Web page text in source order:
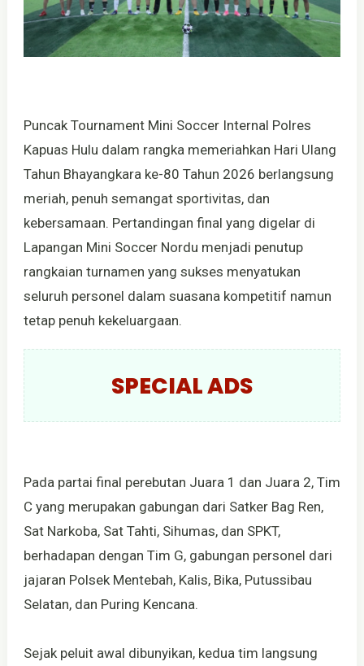
Puncak Tournament Mini Soccer Internal Polres
Kapuas Hulu dalam rangka memeriahkan Hari Ulang
Tahun Bhayangkara ke-80 Tahun 2026 berlangsung
meriah, penuh semangat sportivitas, dan
kebersamaan. Pertandingan final yang digelar di
Lapangan Mini Soccer Nordu menjadi penutup
rangkaian turnamen yang sukses menyatukan
seluruh personel dalam suasana kompetitif namun
tetap penuh kekeluargaan.
SPECIAL ADS
Pada partai final perebutan Juara 1 dan Juara 2, Tim
C yang merupakan gabungan dari Satker Bag Ren,
Sat Narkoba, Sat Tahti, Sihumas, dan SPKT,
berhadapan dengan Tim G, gabungan personel dari
jajaran Polsek Mentebah, Kalis, Bika, Putussibau
Selatan, dan Puring Kencana.
Sejak peluit awal dibunyikan, kedua tim langsung